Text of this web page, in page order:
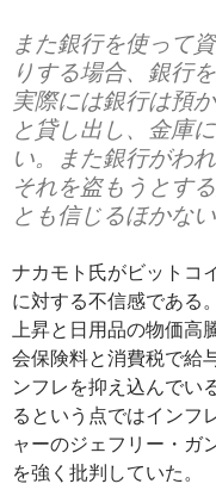
また銀行を使って
りする場合、銀行
実際には銀行は預
と貸し出し、金庫
い。また銀行がわ
それを盗もうとす
とも信じるほかない
ナカモト氏がビットコ
に対する不信感である
上昇と日用品の物価高
会保険料と消費税で給
ンフレを抑え込んでい
るという点ではインフ
ャーのジェフリー・ガ
を強く批判していた。